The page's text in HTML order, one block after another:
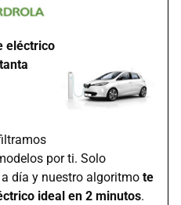
eléctrico
por ti. Solo
día y nuestro algoritmo te
ideal en 2 minutos.